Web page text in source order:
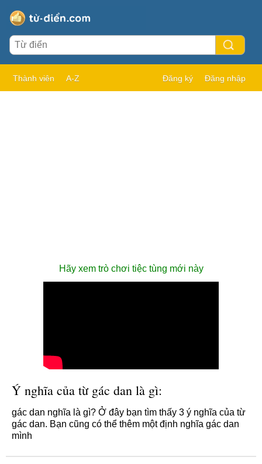
Thành viên A-Z Đăng ký Đăng nhập
Hãy xem trò chơi tiệc tùng mới này
Ý nghĩa của từ gác dan là gì:
gác dan nghĩa là gì? Ở đây bạn tìm thấy 3 ý nghĩa của từ
gác dan. Bạn cũng có thể thêm một định nghĩa gác dan
mình